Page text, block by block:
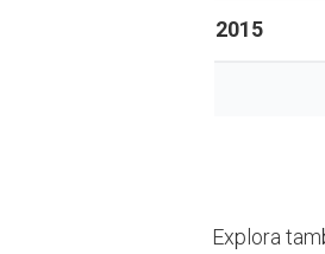
2015
Explora